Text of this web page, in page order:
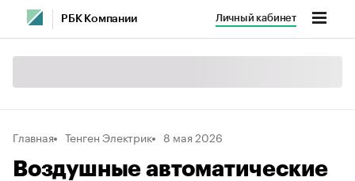
РБК Компании Личный кабинет
Главная Тенген Электрик 8 мая 2026
Воздушные автоматические